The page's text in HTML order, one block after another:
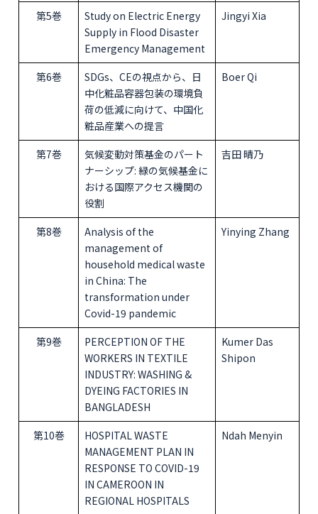
第5巻
Study on Electric Energy
Supply in Flood Disaster
Emergency Management
Jingyi Xia
第6巻
SDGs、CEの視点から、日
中化粧品容器包装の環境負
荷の低減に向けて、中国化
粧品産業への提言
Boer Qi
第7巻
気候変動対策基金のパート
ナーシップ: 緑の気候基金に
おける国際アクセス機関の
役割
吉田 晴乃
第8巻
Analysis of the
management of
household medical waste
in China: The
transformation under
Covid-19 pandemic
Yinying Zhang
第9巻
PERCEPTION OF THE
WORKERS IN TEXTILE
INDUSTRY: WASHING &
DYEING FACTORIES IN
BANGLADESH
Kumer Das
Shipon
第10巻
HOSPITAL WASTE
MANAGEMENT PLAN IN
RESPONSE TO COVID-19
IN CAMEROON IN
REGIONAL HOSPITALS
Ndah Menyin